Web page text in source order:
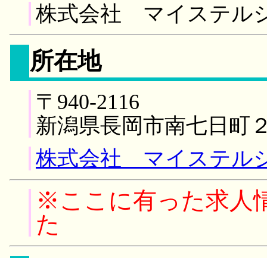
株式会社 マイステル
所在地
〒940-2116
新潟県長岡市南七日町
株式会社 マイステル
※ここに有った求人
た